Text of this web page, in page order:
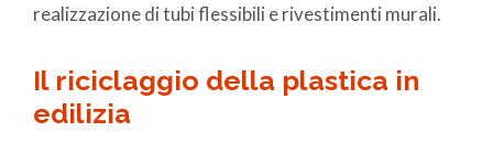
realizzazione di tubi flessibili e rivestimenti murali.
Il riciclaggio della plastica in
edilizia